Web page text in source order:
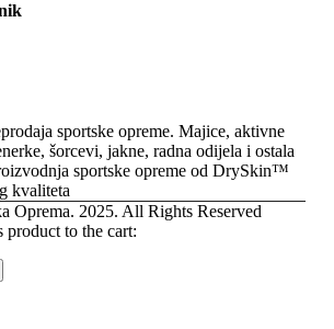
sportske opreme. Majice, aktivne
šorcevi, jakne, radna odijela i ostala
sportske opreme od DrySkin™
kvaliteta
Oprema. 2025. All Rights Reserved
product to the cart: